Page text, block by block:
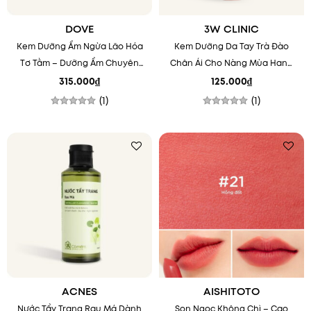
DOVE
Kem Dưỡng Ẩm Ngừa Lão Hóa
Tơ Tằm – Dưỡng Ẩm Chuyên
Sâu Với Coenzym Q10
315.000₫
(1)
3W CLINIC
Kem Dưỡng Da Tay Trà Đào
Chân Ái Cho Nàng Mùa Hanh
Khô
125.000₫
5 sao
(1)
ACNES
Nước Tẩy Trang Rau Má Dành
Add to
wishlist
AISHITOTO
Son Ngọc Không Chì – Cao